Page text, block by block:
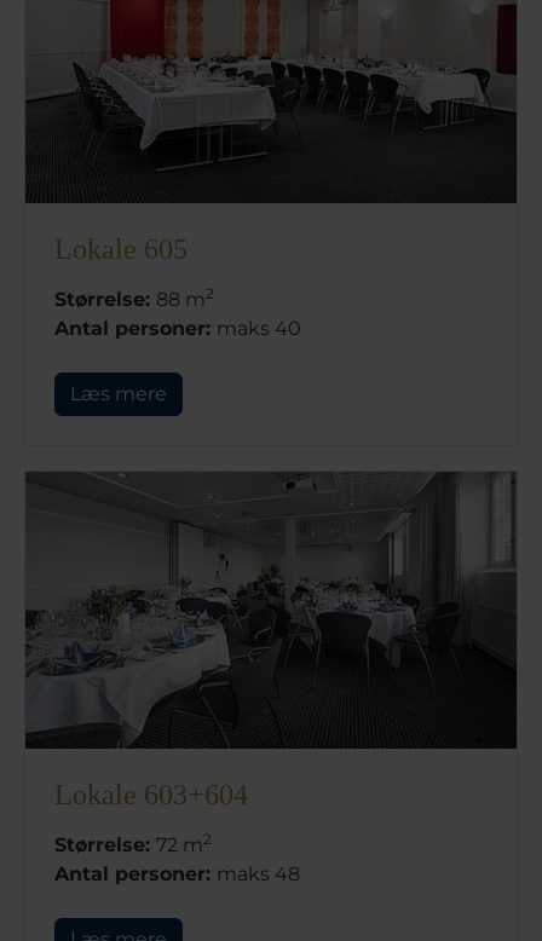
Lokale 605
Størrelse: 88 m2
Antal personer: maks 40
Læs mere
Lokale 603+604
Størrelse: 72 m2
Antal personer: maks 48